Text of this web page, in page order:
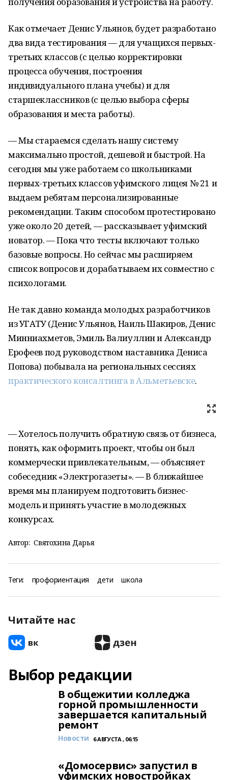
Как отмечает Денис Ульянов, будет разработано
два вида тестирования — для учащихся первых-
третьих классов (с целью корректировки
процесса обучения, построения
индивидуального плана учебы) и для
старшеклассников (с целью выбора сферы
образования и места работы).
— Мы стараемся сделать нашу систему
максимально простой, дешевой и быстрой. На
сегодня мы уже работаем со школьниками
первых-третьих классов уфимского лицея № 21 и
выдаем ребятам персонализированные
рекомендации. Таким способом протестировано
уже около 20 детей, — рассказывает уфимский
новатор. — Пока что тесты включают только
базовые вопросы. Но сейчас мы расширяем
список вопросов и дорабатываем их совместно с
психологами.
Не так давно команда молодых разработчиков
из УГАТУ (Денис Ульянов, Наиль Шакиров, Денис
Минниахметов, Эмиль Валиуллин и Александр
Ерофеев под руководством наставника Дениса
Попова) побывала на региональных сессиях
практического консалтинга в Альметьевске.
— Хотелось получить обратную связь от бизнеса,
понять, как оформить проект, чтобы он был
коммерчески привлекательным, — объясняет
собеседник «Электрогазеты». — В ближайшее
время мы планируем подготовить бизнес-
модель и принять участие в молодежных
конкурсах.
Автор: Святохина Дарья
Теги: профориентация дети школа
Читайте нас
Выбор редакции
В общежитии колледжа
горной промышленности
завершается капитальный
ремонт
Новости 6 АВГУСТА , 06:15
«Домосервис» запустил в
уфимских новостройках